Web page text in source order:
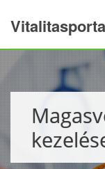
Magasvérnyomás
×